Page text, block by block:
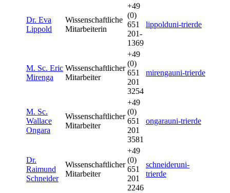
Dr. Eva
Lippold
Wissenschaftliche
Mitarbeiterin
+49
(0)
651
201-
1369
lippolduni-trierde
M. Sc. Eric
Mirenga
Wissenschaftlicher
Mitarbeiter
+49
(0)
651
201
3254
mirengauni-trierde
M. Sc.
Wallace
Ongara
Wissenschaftlicher
Mitarbeiter
+49
(0)
651
201
3581
ongarauni-trierde
Dr.
Raimund
Schneider
Wissenschaftlicher
Mitarbeiter
+49
(0)
651
201
2246
schneideruni-
trierde